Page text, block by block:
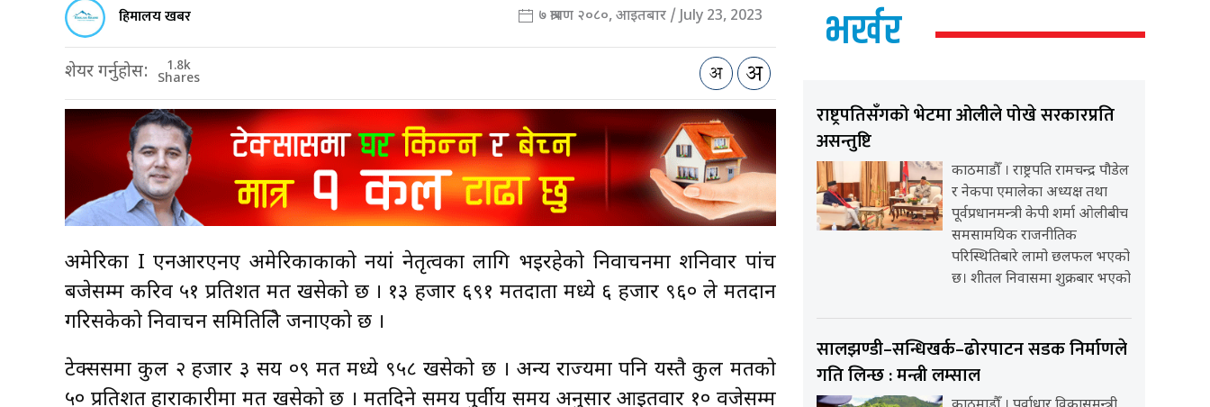
हिमालय खबर ७ श्रावण २०८०, आइतबार / July 23, 2023
शेयर गर्नुहोस: 1.8k
Shares
अमेरिका I एनआरएनए अमेरिकाकाको नयां नेतृत्वका लागि भईरहेको निर्वाचनमा शनिवार पांच
बजेसम्म करिव ५१ प्रतिशत मत खसेको छ । १३ हजार ६९१ मतदाता मध्ये ६ हजार ९६० ले मतदान
गरिसकेको निर्वाचन समितिलिे जनाएको छ ।
टेक्ससमा कुल २ हजार ३ सय ०९ मत मध्ये ९५८ खसेको छ । अन्य राज्यमा पनि यस्तै कुल मतको
५० प्रतिशत हाराकारीमा मत खसेको छ । मतदिने समय पुर्वीय समय अनुसार आइतवार १० वजेसम्म
भर्खर
राष्ट्रपतिसँगको भेटमा ओलीले पोखे सरकारप्रति
असन्तुष्टि
काठमाडौँ । राष्ट्रपति रामचन्द्र पौडेल
र नेकपा एमालेका अध्यक्ष तथा
पूर्वप्रधानमन्त्री केपी शर्मा ओलीबीच
समसामयिक राजनीतिक
परिस्थितिबारे लामो छलफल भएको
छ। शीतल निवासमा शुक्रबार भएको
सालझण्डी–सन्धिखर्क–ढोरपाटन सडक निर्माणले
गति लिन्छ : मन्त्री लम्साल